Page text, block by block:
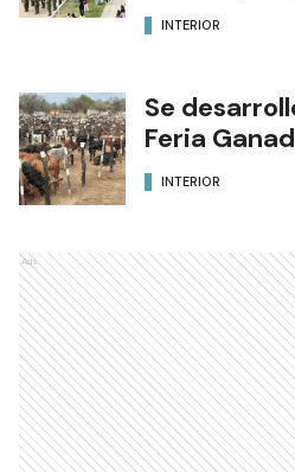
INTERIOR
Se
Feria
INTERIOR
Ads